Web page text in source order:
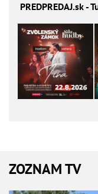
PREDPREDAJ.sk -
ZOZNAM TV